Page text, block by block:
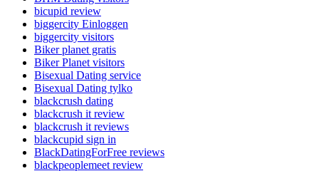
bicupid review
biggercity Einloggen
biggercity visitors
Biker planet gratis
Biker Planet visitors
Bisexual Dating service
Bisexual Dating tylko
blackcrush dating
blackcrush it review
blackcrush it reviews
blackcupid sign in
BlackDatingForFree reviews
blackpeoplemeet review